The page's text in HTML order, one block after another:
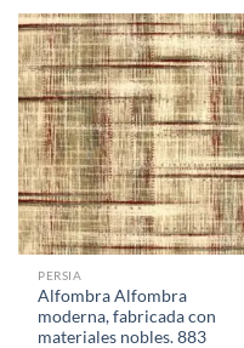
PERSIA
Alfombra Alfombra
moderna, fabricada con
materiales nobles. 883